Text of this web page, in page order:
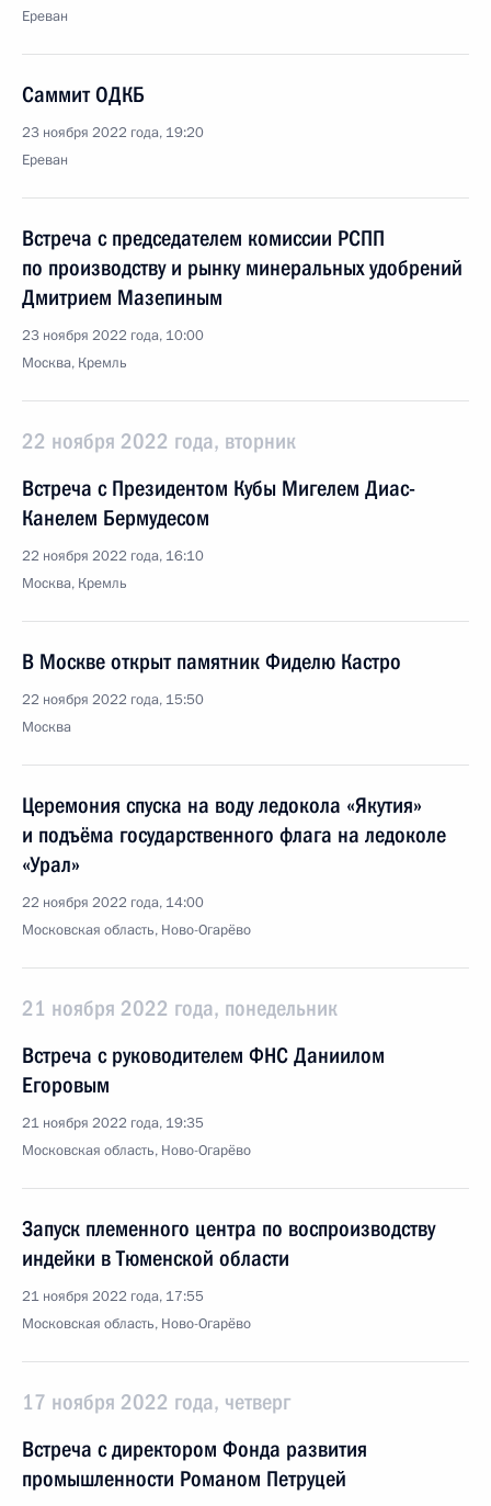
Ереван
Саммит ОДКБ
23 ноября 2022 года, 19:20
Ереван
Встреча с председателем комиссии РСПП
по производству и рынку минеральных удобрений
Дмитрием Мазепиным
23 ноября 2022 года, 10:00
Москва, Кремль
22 ноября 2022 года, вторник
Встреча с Президентом Кубы Мигелем Диас-
Канелем Бермудесом
22 ноября 2022 года, 16:10
Москва, Кремль
В Москве открыт памятник Фиделю Кастро
22 ноября 2022 года, 15:50
Москва
Церемония спуска на воду ледокола «Якутия»
и подъёма государственного флага на ледоколе
«Урал»
22 ноября 2022 года, 14:00
Московская область, Ново-Огарёво
21 ноября 2022 года, понедельник
Встреча с руководителем ФНС Даниилом
Егоровым
21 ноября 2022 года, 19:35
Московская область, Ново-Огарёво
Запуск племенного центра по воспроизводству
индейки в Тюменской области
21 ноября 2022 года, 17:55
Московская область, Ново-Огарёво
17 ноября 2022 года, четверг
Встреча с директором Фонда развития
промышленности Романом Петруцей